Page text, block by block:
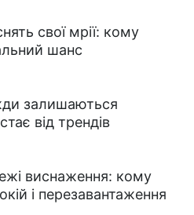
свої мрії: кому
шанс
залишаються
від трендів
виснаження: кому
і перезавантаження